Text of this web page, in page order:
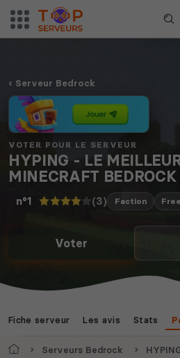
Serveur Bedrock
VOTER POUR LE SERVEUR
HYPING - LE
MINECRAFT
n°1 (3) Faction
Voter
Fiche serveur Les avis Stats
AccueilServeurs Bedrock HYPING - LE